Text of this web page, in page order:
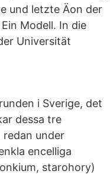
und letzte Äon der
Modell. In die
Universität
i Sverige, det
dessa tre
redan under
encelliga
starohory)